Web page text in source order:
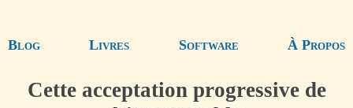
Blog Livres Software À Propos
Cette acceptation progressive de